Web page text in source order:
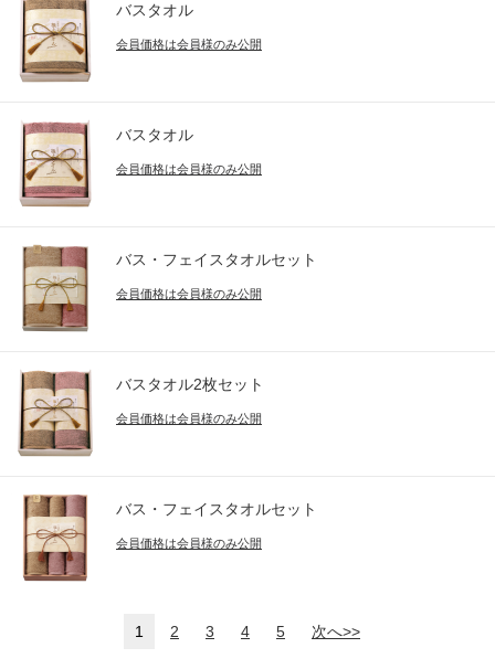
バスタオル
会員価格は会員様のみ公開
バスタオル
会員価格は会員様のみ公開
バス・フェイスタオルセット
会員価格は会員様のみ公開
バスタオル2枚セット
会員価格は会員様のみ公開
バス・フェイスタオルセット
会員価格は会員様のみ公開
1 2 3 4 5 次へ>>